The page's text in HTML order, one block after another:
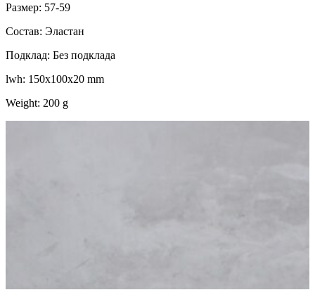
Размер: 57-59
Состав: Эластан
Подклад: Без подклада
lwh: 150x100x20 mm
Weight: 200 g